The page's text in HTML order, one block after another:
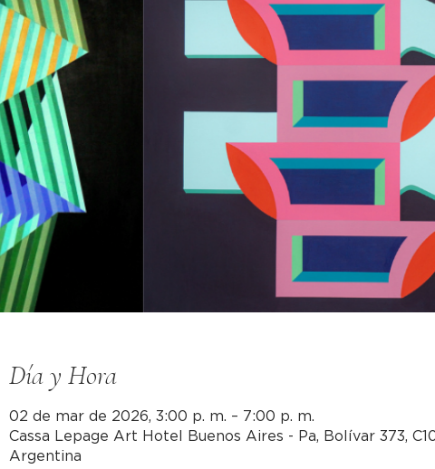
Día y Hora
02 de mar de 2026, 3:00 p. m. – 7:00 p. m.
Cassa Lepage Art Hotel Buenos Aires - Pa, Bolívar 373,
Argentina